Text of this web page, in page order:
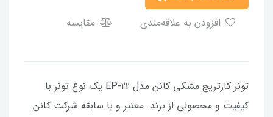
مقایسه
تونر کارتریج مشکی کانن مدل EP-22 یک نوع تونر با
کیفیت و محصولی از برند معتبر و با سابقه شرکت کانن